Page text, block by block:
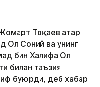
Тоқаев Қатар
Ол Соний ва унинг
бин Халифа Ол
билан таъзия
буюрди, деб хабар